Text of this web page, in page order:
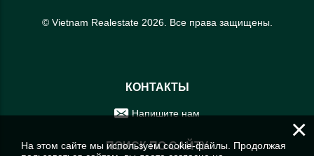
© Vietnam Realestate 2026. Все права защищены.
КОНТАКТЫ
Напишите нам
ПОИСК ПО САЙТУ
×
На этом сайте мы используем cookie-файлы. Продолжая